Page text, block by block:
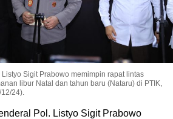
Sigit Prabowo memimpin rapat lintas
libur Natal dan tahun baru (Nataru) di PTIK,
24).
Pol. Listyo Sigit Prabowo